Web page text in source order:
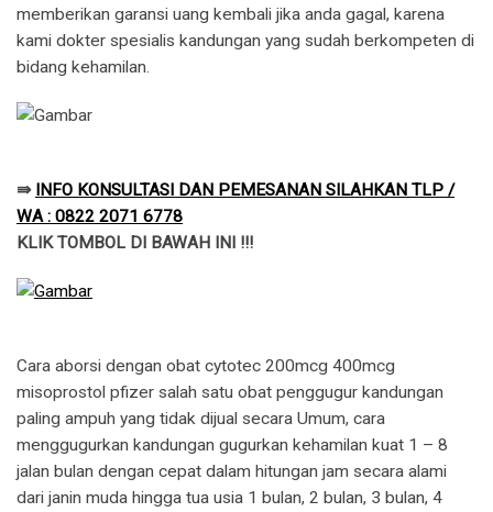
memberikan garansi uang kembali jika anda gagal, karena
kami dokter spesialis kandungan yang sudah berkompeten di
bidang kehamilan.
⇛ INFO KONSULTASI DAN PEMESANAN SILAHKAN TLP /
WA : 0822 2071 6778
KLIK TOMBOL DI BAWAH INI !!!
Cara aborsi dengan obat cytotec 200mcg 400mcg
misoprostol pfizer salah satu obat penggugur kandungan
paling ampuh yang tidak dijual secara Umum, cara
menggugurkan kandungan gugurkan kehamilan kuat 1 – 8
jalan bulan dengan cepat dalam hitungan jam secara alami
dari janin muda hingga tua usia 1 bulan, 2 bulan, 3 bulan, 4